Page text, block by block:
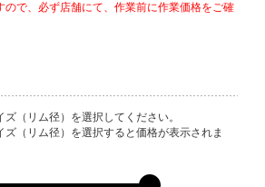
ので、必ず店舗にて、作業前に作業価格をご確
（リム径）を選択してください。
（リム径）を選択すると価格が表示されま